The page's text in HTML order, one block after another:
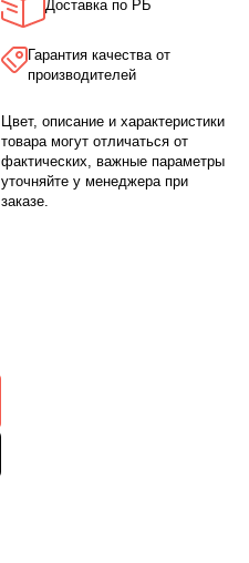
Доставка по РБ
Гарантия качества от
производителей
Цвет, описание и характеристики
товара могут отличаться от
фактических, важные параметры
уточняйте у менеджера при
заказе.